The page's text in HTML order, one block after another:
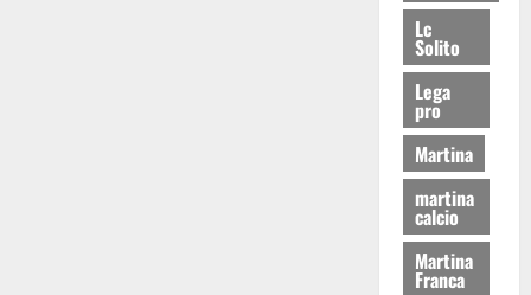
Lc
Solito
Lega
pro
Martina
martina
calcio
Martina
Franca